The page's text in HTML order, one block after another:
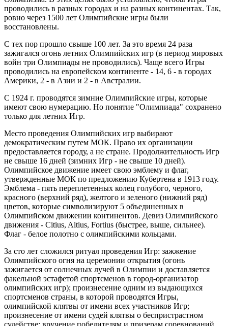
проводились в разных городах и на разных континентах. Так,
ровно через 1500 лет Олимпийские игры были
восстановлены.
С тех пор прошло свыше 100 лет. За это время 24 раза
зажигался огонь летних Олимпийских игр (в период мировых
войн три Олимпиады не проводились). Чаще всего Игры
проводились на европейском континенте - 14, 6 - в городах
Америки, 2 - в Азии и 2 - в Австралии.
С 1924 г. проводятся зимние Олимпийские игры, которые
имеют свою нумерацию. Но понятие "Олимпиада" сохранено
только для летних Игр.
Место проведения Олимпийских игр выбирают
демократическим путем МОК. Право их организации
предоставляется городу, а не стране. Продолжительность Игр
не свыше 16 дней (зимних Игр - не свыше 10 дней).
Олимпийское движение имеет свою эмблему и флаг,
утвержденные МОК по предложению Кубертена в 1913 году.
Эмблема - пять переплетенных колец голубого, черного,
красного (верхний ряд), желтого и зеленого (нижний ряд)
цветов, которые символизируют 5 объединенных в
Олимпийском движении континентов. Девиз Олимпийского
движения - Citius, Altius, Fortius (быстрее, выше, сильнее).
Флаг - белое полотно с олимпийскими кольцами.
За сто лет сложился ритуал проведения Игр: зажжение
Олимпийского огня на церемонии открытия (огонь
зажигается от солнечных лучей в Олимпии и доставляется
факельной эстафетой спортсменов в город-организатор
олимпийских игр); произнесение одним из выдающихся
спортсменов страны, в которой проводятся Игры,
олимпийской клятвы от имени всех участников Игр;
произнесение от имени судей клятвы о беспристрастном
судействе; вручение победителям и призерам соревнований